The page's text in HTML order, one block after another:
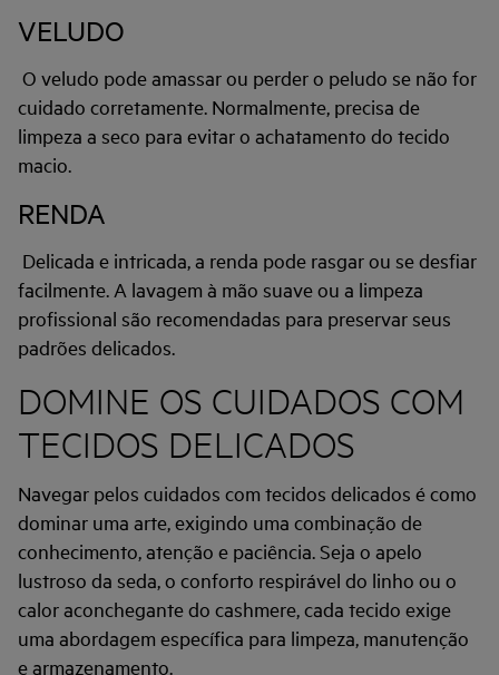
VELUDO
O veludo pode amassar ou perder o peludo se não for
cuidado corretamente. Normalmente, precisa de
limpeza a seco para evitar o achatamento do tecido
macio.
RENDA
Delicada e intricada, a renda pode rasgar ou se desfiar
facilmente. A lavagem à mão suave ou a limpeza
profissional são recomendadas para preservar seus
padrões delicados.
DOMINE OS CUIDADOS COM
TECIDOS DELICADOS
Navegar pelos cuidados com tecidos delicados é como
dominar uma arte, exigindo uma combinação de
conhecimento, atenção e paciência. Seja o apelo
lustroso da seda, o conforto respirável do linho ou o
calor aconchegante do cashmere, cada tecido exige
uma abordagem específica para limpeza, manutenção
e armazenamento.